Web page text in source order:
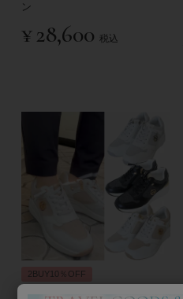
ン
¥28,600 税込
2BUY10％OFF
《結ばない靴紐》美脚ヒールア